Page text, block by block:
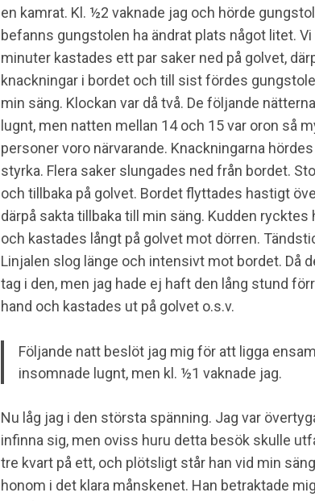
en kamrat. Kl. ½2 vaknade jag och hörde
befanns gungstolen ha ändrat plats något litet.
minuter kastades ett par saker ned på golvet,
knackningar i bordet och till sist fördes
min säng. Klockan var då två. De följande
lugnt, men natten mellan 14 och 15 var oron så
personer voro närvarande. Knackningarna
styrka. Flera saker slungades ned från bordet.
och tillbaka på golvet. Bordet flyttades hastigt
därpå sakta tillbaka till min säng. Kudden
och kastades långt på golvet mot dörren.
Linjalen slog länge och intensivt mot bordet. Då
tag i den, men jag hade ej haft den lång stund
hand och kastades ut på golvet o.s.v.
Följande natt beslöt jag mig för att ligga
insomnade lugnt, men kl. ½1 vaknade jag.
Nu låg jag i den största spänning. Jag var
infinna sig, men oviss huru detta besök skulle
tre kvart på ett, och plötsligt står han vid min
honom i det klara månskenet. Han betraktade